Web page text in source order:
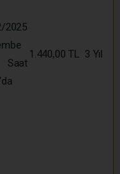
2025
Saat
1.440,00 TL 3 Yıl